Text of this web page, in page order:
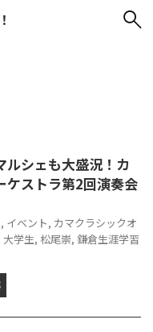
ルシェも大盛況！カ
ケストラ第2回演奏会
, イベント, カマクラシックオ
大学生, 松尾崇, 鎌倉生涯学習